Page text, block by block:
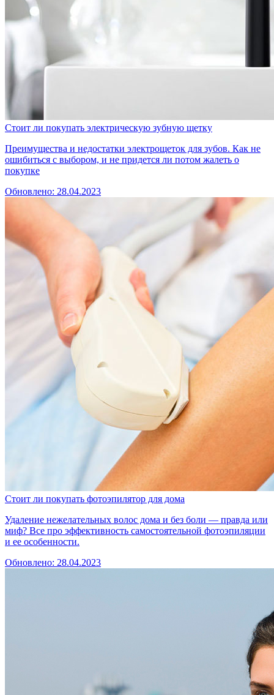
Стоит ли покупать электрическую зубную щетку
Преимущества и недостатки электрощеток для зубов. Как не
ошибиться с выбором, и не придется ли потом жалеть о
покупке
Обновлено: 28.04.2023
Стоит ли покупать фотоэпилятор для дома
Удаление нежелательных волос дома и без боли — правда или
миф? Все про эффективность самостоятельной фотоэпиляции
и ее особенности.
Обновлено: 28.04.2023